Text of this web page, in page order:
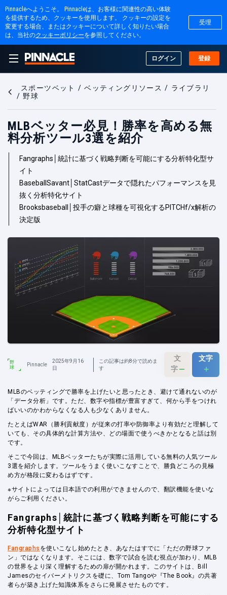
Pinnacleへようこそ。 Pinnacleは、お客様に関連性の高い体験
を提供するため、クッキーを使用します。 クッキーの設定を
変更する場合、またはクッキーについて詳しく知りたい場合
は、当社のクッキーポリシーを参照してください。
受理
ログイン 登録
スポーツベット ベッティングリソース
ライブラリ
野球
MLBベッター必見！勝率を高める無
料分析ツール3選を紹介
Fangraphs│統計に基づく戦略判断を可能にする分析特化型サ
イト
BaseballSavant│StatCastデータで隠れたパフォーマンスを見
抜く分析特化サイト
Brooksbaseball│投手の癖と球種を可視化するPITCHf/x解析の
決定版
野
球
Pinnacle
2025年9月16
日
この記事は約8分で読めま
す
文
字 –
文字
+
MLBのベッティングで勝率を上げたいと思ったとき、避けて通れないのが
「データ分析」です。ただ、数字や指標が豊富すぎて、何から手をつけれ
ばいいのかわからなくなる人も少なくありません。
たとえばWAR（勝利貢献度）が従来の打率や防御率より有効だと理解して
いても、その具体的な計算方法や、どの場面で使うべきかとなると話は別
です。
そこで今回は、MLBベッターたちが実際に活用している無料の人気ツール
3選を紹介します。ツールをうまく使いこなすことで、勝負どころの見極
め方が格段に変わるはずです。
※サイトによっては日本語での利用ができませんので、翻訳機能を使いな
がらご利用ください。
Fangraphs│統計に基づく戦略判断を可能にする
分析特化型サイト
Fangraphs を使いこなし始めたとき、あなたはすでに「ただの野球ファ
ン」ではなくなります。そこには、数字で試合を読む視点が加わり、MLB
の世界をより深く理解するための扉が開かれます。このサイトは、Bill
Jamesのセイバーメトリクスを礎に、Tom Tangoや『The Book』の共著
者らが築き上げた知識体系をさらに発展させたものです。